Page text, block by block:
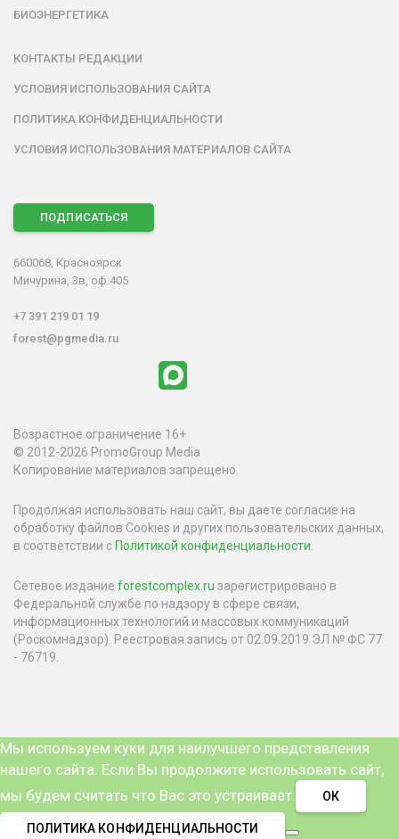
БИОЭНЕРГЕТИКА
КОНТАКТЫ РЕДАКЦИИ
УСЛОВИЯ ИСПОЛЬЗОВАНИЯ САЙТА
ПОЛИТИКА КОНФИДЕНЦИАЛЬНОСТИ
УСЛОВИЯ ИСПОЛЬЗОВАНИЯ МАТЕРИАЛОВ САЙТА
ПОДПИСАТЬСЯ
660068, Красноярск
Мичурина, 3в, оф.405
+7 391 219 01 19
forest@pgmedia.ru
Возрастное ограничение 16+
© 2012-2026 PromoGroup Media
Копирование материалов запрещено.
Продолжая использовать наш сайт, вы даете согласие на
обработку файлов Cookies и других пользовательских данных,
в соответствии сПолитикой конфиденциальности
Сетевое издание forestcomplex.ru зарегистрировано в
Федеральной службе по надзору в сфере связи,
информационных технологий и массовых коммуникаций
(Роскомнадзор). Реестровая запись от 02.09.2019 ЭЛ № ФС 77
- 76719.
Мы используем куки для наилучшего представления
нашего сайта. Если Вы продолжите использовать сайт,
мы будем считать что Вас это устраивает.
ОК
ПОЛИТИКА КОНФИДЕНЦИАЛЬНОСТИ